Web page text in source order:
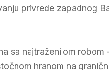
privrede zapadnog
sa najtraženijom robom
hranom na